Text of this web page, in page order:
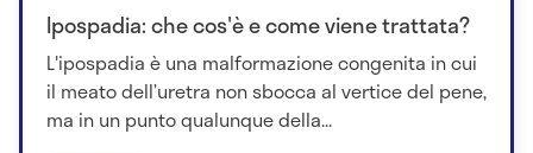
Ipospadia: che cos'è e come viene trattata?
L'ipospadia è una malformazione congenita in cui
il meato dell’uretra non sbocca al vertice del pene,
ma in un punto qualunque della...